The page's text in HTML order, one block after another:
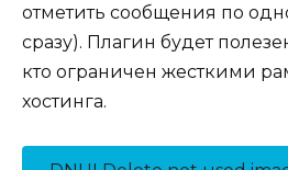
отметить сообщения по
сразу). Плагин будет
кто ограничен жесткими
хостинга.